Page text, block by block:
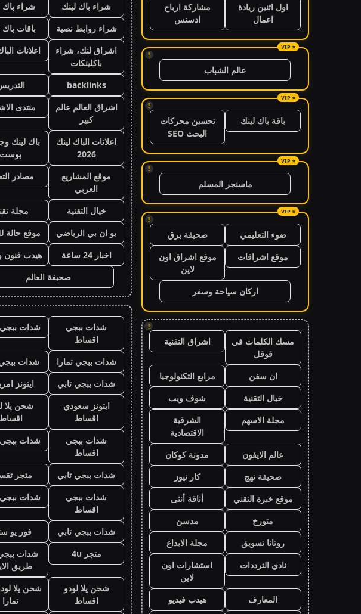
اول اثنين ريادة
اعمال
مشاركة ارباح
ادسنس
!
عالم الشباب
!
باقة باك لينك
تحسين محركات
البحث SEO
!
ماسنجر المسلم
!
ضوء التعليمي
صحيفة برق
موقع اشراقات
موقع اشراق اون
لاين
اركان سياحة وسفر
!
مسك الكلمات في
قوقل
اشراق التقنية
ان سفن
مرابع التكنولوجيا
خيال التقنية
شوف ويب
مجلة الاسهم
الشرقية
الاقتصادية
عالم الايفون
مدونة كوكان
صحيفة نهج
كار نيوز
موقع خبرة التقني
أناقة أنثى
متورخ
مدسن
روتانا تسويق
مجلة الابداع
نادي الترددات
استشارات اون
لاين
المعارف
هيدب فيديو
شراء باك لينك
شراء باك
شراء روابط نصية
باقات باك
اشراق لنك، شراء
باكلينكات
اعلانات
backlinks
اشراق العالم عالم
كبير
منتدى
اعلانات الباك لينك
2026
باك لينك
بوست
موقع المشاريع
العربي
مصادر
خيال التقنية
مجلة
يو ان بي الرياضي
موقع حالة
اخبار 24 ساعة
هيدب فنون
صحيفة العالم
شدات ببجي
اقساط
شدات ببجي
شدات ببجي تمارا
شدات
شدات ببجي تابي
ايتونز
ايتونز سعودي
اقساط
شحن يلا
اقساط
شدات ببجي
اقساط
شدات ببجي
شدات ببجي تابي
متجر
شدات ببجي
اقساط
شدات ببجي
شدات ببجي تابي
فور يو
متجر 4u
شدات
طريق
شحن يلا لودو
اقساط
شحن يلا
تمارا